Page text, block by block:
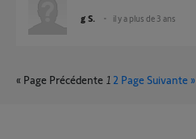
g S. il y a plus de 3 ans
« Page Précédente 1 2 Page Suivante »